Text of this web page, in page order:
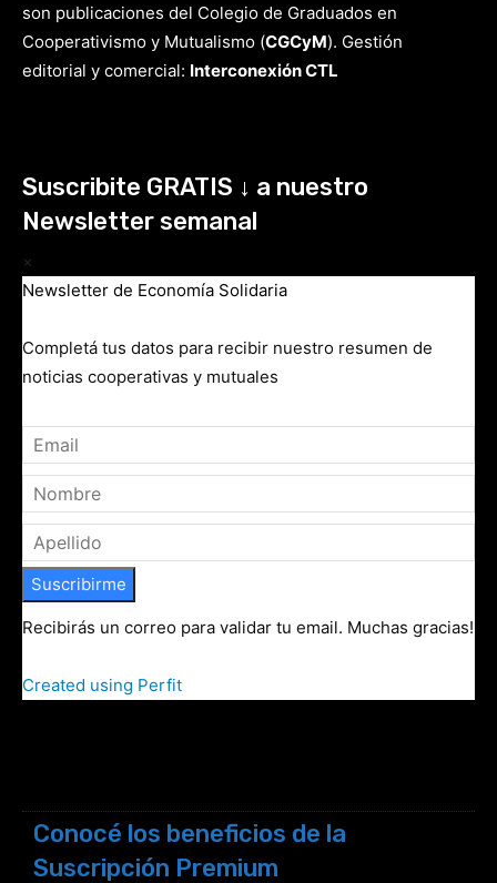
son publicaciones del Colegio de Graduados en
Cooperativismo y Mutualismo (CGCyM). Gestión
editorial y comercial: Interconexión CTL
Suscribite GRATIS ↓ a nuestro
Newsletter semanal
×
Newsletter de Economía Solidaria
Completá tus datos para recibir nuestro resumen de
noticias cooperativas y mutuales
Suscribirme
Recibirás un correo para validar tu email. Muchas gracias!
Created using Perfit
Conocé los beneficios de la
Suscripción Premium